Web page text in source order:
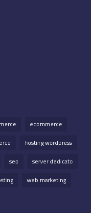
ecommerce
hosting wordpress
seo
server dedicato
web marketing